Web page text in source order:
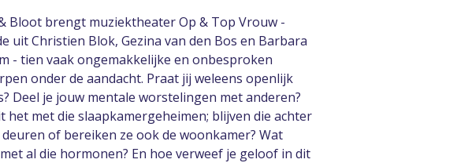
Bloot brengt muziektheater Op & Top Vrouw -
uit Christien Blok, Gezina van den Bos en Barbara
- tien vaak ongemakkelijke en onbesproken
onder de aandacht. Praat jij weleens openlijk
Deel je jouw mentale worstelingen met anderen?
het met die slaapkamergeheimen; blijven die achter
of bereiken ze ook de woonkamer? Wat
al die hormonen? En hoe verweef je geloof in dit